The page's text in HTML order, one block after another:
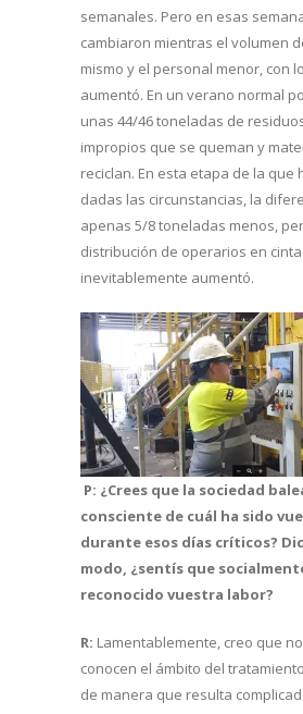
semanales. Pero en esas
cambiaron mientras el volumen
mismo y el personal menor, con
aumentó. En un verano normal
unas 44/46 toneladas de
impropios que se queman y
reciclan. En esta etapa de la que
dadas las circunstancias, la
apenas 5/8 toneladas menos,
distribución de operarios en
inevitablemente aumentó.
P: ¿Crees que la sociedad
consciente de cuál ha sido
durante esos días críticos?
modo, ¿sentís que
reconocido vuestra labor?
R: Lamentablemente, creo que
conocen el ámbito del
de manera que resulta